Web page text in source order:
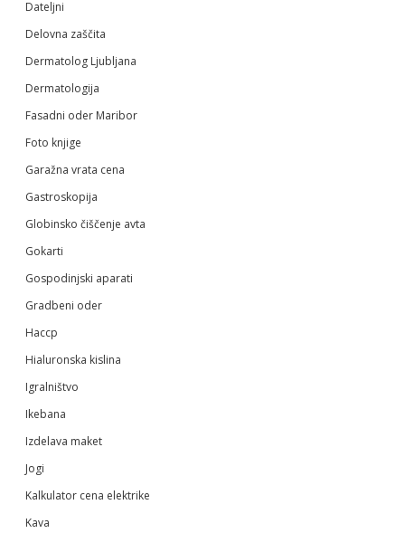
Dateljni
Delovna zaščita
Dermatolog Ljubljana
Dermatologija
Fasadni oder Maribor
Foto knjige
Garažna vrata cena
Gastroskopija
Globinsko čiščenje avta
Gokarti
Gospodinjski aparati
Gradbeni oder
Haccp
Hialuronska kislina
Igralništvo
Ikebana
Izdelava maket
Jogi
Kalkulator cena elektrike
Kava